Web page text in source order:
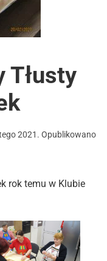
Tłusty
2021 . Opublikowano
rok temu w Klubie